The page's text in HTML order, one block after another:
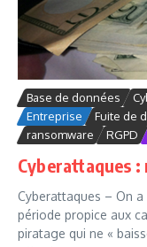
Base de données
Entreprise
Fuite de
ransomware
RGPD
Cyberattaques
Cyberattaques – On a
période propice aux
piratage qui ne «